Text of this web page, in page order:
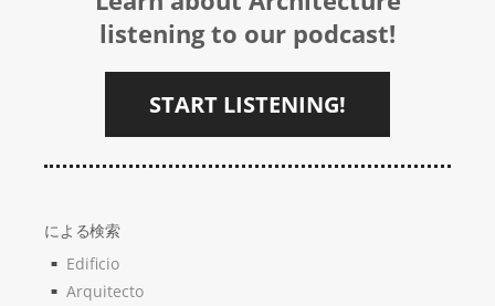
listening to our podcast!
START LISTENING!
による検索
Edificio
Arquitecto